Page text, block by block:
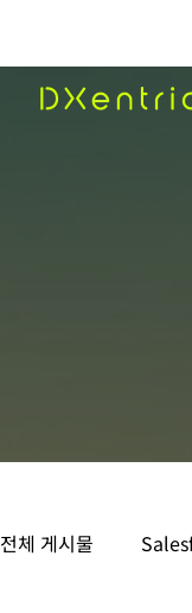
전체 게시물